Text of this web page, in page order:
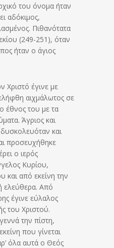
του όνομα ήταν
αδόκιμος,
Πιθανότατα
(249-251), όταν
ήταν ο άγιος
Χριστό έγινε με
αιχμάλωτος σε
έθνος του με τα
Άγριος και
και
προσευχήθηκε
ο ιερός
Κυρίου,
και από εκείνη την
ελεύθερα. Από
έγινε εύλαλος
του Χριστού.
την πίστη,
που γίνεται
όλα αυτά ο Θεός